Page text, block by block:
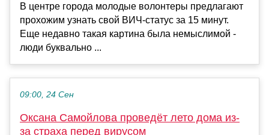
В центре города молодые волонтеры предлагают
прохожим узнать свой ВИЧ-статус за 15 минут.
Еще недавно такая картина была немыслимой -
люди буквально ...
09:00, 24 Сен
Оксана Самойлова проведёт лето дома из-
за страха перед вирусом